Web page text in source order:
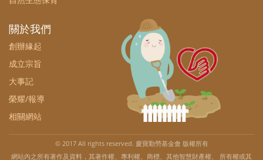
關於我們
創辦緣起
成立宗旨
大事記
榮耀/報導
相關網站
© 2017 All rights reserved. 慶寶勤勞基金會 版權所有
網站內之所有著作及資料，其著作權、專利權、商標、其他智慧財產權、 所有權或其